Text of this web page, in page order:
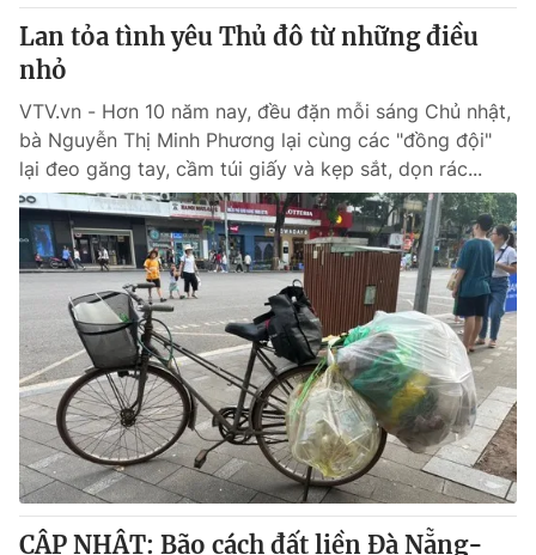
Thị trường 24h Tấm lòng Việt
VTV4
VTV9 VTV8
Liên hệ tòa soạn English
THỜI BÁO VTV
Theo dõi báo trên
Cơ quan chủ quản:Đài Truyền hình Việt Nam
Cơ quan báo chí:Thời báo VTV
Lan tỏa tình yêu Thủ đô từ những điều
nhỏ
VTV.vn - Hơn 10 năm nay, đều đặn mỗi sáng Chủ nhật,
bà Nguyễn Thị Minh Phương lại cùng các "đồng đội"
lại đeo găng tay, cầm túi giấy và kẹp sắt, dọn rác...
CẬP NHẬT: Bão cách đất liền Đà Nẵng-